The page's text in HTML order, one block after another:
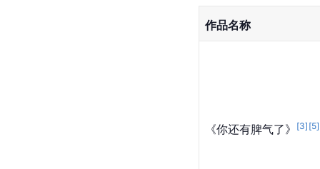
作品名称
《你还有脾气了》 [3] [5]